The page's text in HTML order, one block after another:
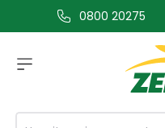
glavni sadržaj0800 20275